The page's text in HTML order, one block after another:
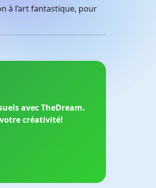
à l’art fantastique, pour
avecTheDream.
créativité!